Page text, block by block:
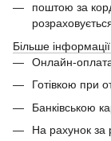
поштою за
Більше
Онлайн-
Готівкою при
Банківською
На рахунок за